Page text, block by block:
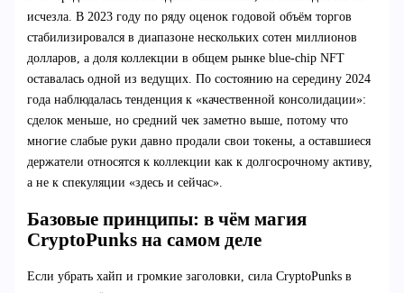
исчезла. В 2023 году по ряду оценок годовой объём торгов
стабилизировался в диапазоне нескольких сотен миллионов
долларов, а доля коллекции в общем рынке blue-chip NFT
оставалась одной из ведущих. По состоянию на середину 2024
года наблюдалась тенденция к «качественной консолидации»:
сделок меньше, но средний чек заметно выше, потому что
многие слабые руки давно продали свои токены, а оставшиеся
держатели относятся к коллекции как к долгосрочному активу,
а не к спекуляции «здесь и сейчас».
Базовые принципы: в чём магия
CryptoPunks на самом деле
Если убрать хайп и громкие заголовки, сила CryptoPunks в